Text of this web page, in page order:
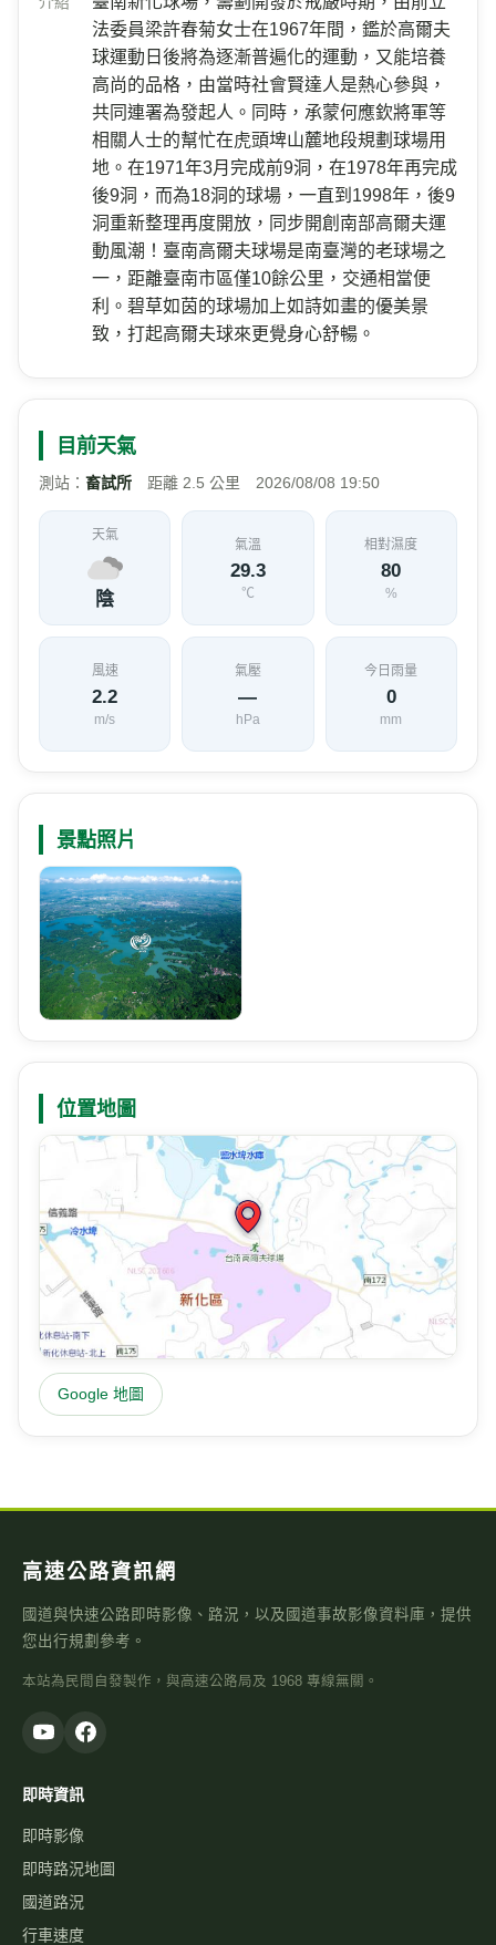
法委員梁許春菊女士在1967年間，鑑於高爾夫
球運動日後將為逐漸普遍化的運動，又能培養
高尚的品格，由當時社會賢達人是熱心參與，
共同連署為發起人。同時，承蒙何應欽將軍等
相關人士的幫忙在虎頭埤山麓地段規劃球場用
地。在1971年3月完成前9洞，在1978年再完成
後9洞，而為18洞的球場，一直到1998年，後9
洞重新整理再度開放，同步開創南部高爾夫運
動風潮！臺南高爾夫球場是南臺灣的老球場之
一，距離臺南市區僅10餘公里，交通相當便
利。碧草如茵的球場加上如詩如畫的優美景
致，打起高爾夫球來更覺身心舒暢。
目前天氣
測站： 畜試所 距離 2.5 公里 2026/08/08 19:50
天氣
陰
氣溫
29.3
℃
相對濕度
80
%
風速
2.2
m/s
氣壓
—
hPa
今日雨量
0
mm
景點照片
位置地圖
Google 地圖
高速公路資訊網
國道與快速公路即時影像、路況，以及國道事故影像資料庫，提供
您出行規劃參考。
本站為民間自發製作，與高速公路局及 1968 專線無關。
即時資訊
即時影像
即時路況地圖
國道路況
行車速度